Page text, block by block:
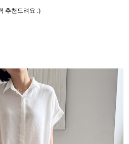
추천드려요 :)